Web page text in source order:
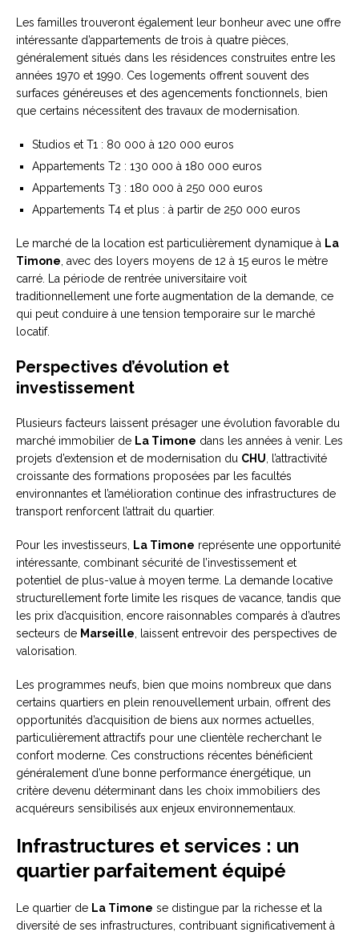
Les familles trouveront également leur bonheur avec une offre
intéressante d’appartements de trois à quatre pièces,
généralement situés dans les résidences construites entre les
années 1970 et 1990. Ces logements offrent souvent des
surfaces généreuses et des agencements fonctionnels, bien
que certains nécessitent des travaux de modernisation.
Studios et T1 : 80 000 à 120 000 euros
Appartements T2 : 130 000 à 180 000 euros
Appartements T3 : 180 000 à 250 000 euros
Appartements T4 et plus : à partir de 250 000 euros
Le marché de la location est particulièrement dynamique à La
Timone, avec des loyers moyens de 12 à 15 euros le mètre
carré. La période de rentrée universitaire voit
traditionnellement une forte augmentation de la demande, ce
qui peut conduire à une tension temporaire sur le marché
locatif.
Perspectives d’évolution et
investissement
Plusieurs facteurs laissent présager une évolution favorable du
marché immobilier de La Timone dans les années à venir. Les
projets d’extension et de modernisation du CHU, l’attractivité
croissante des formations proposées par les facultés
environnantes et l’amélioration continue des infrastructures de
transport renforcent l’attrait du quartier.
Pour les investisseurs, La Timone représente une opportunité
intéressante, combinant sécurité de l’investissement et
potentiel de plus-value à moyen terme. La demande locative
structurellement forte limite les risques de vacance, tandis que
les prix d’acquisition, encore raisonnables comparés à d’autres
secteurs de Marseille, laissent entrevoir des perspectives de
valorisation.
Les programmes neufs, bien que moins nombreux que dans
certains quartiers en plein renouvellement urbain, offrent des
opportunités d’acquisition de biens aux normes actuelles,
particulièrement attractifs pour une clientèle recherchant le
confort moderne. Ces constructions récentes bénéficient
généralement d’une bonne performance énergétique, un
critère devenu déterminant dans les choix immobiliers des
acquéreurs sensibilisés aux enjeux environnementaux.
Infrastructures et services : un
quartier parfaitement équipé
Le quartier de La Timone se distingue par la richesse et la
diversité de ses infrastructures, contribuant significativement à